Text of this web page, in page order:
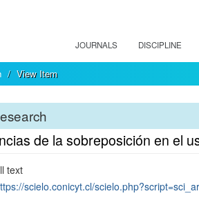
JOURNALS DISCIPLINE
View Item
de la sobreposición en el
text
scielo.conicyt.cl/